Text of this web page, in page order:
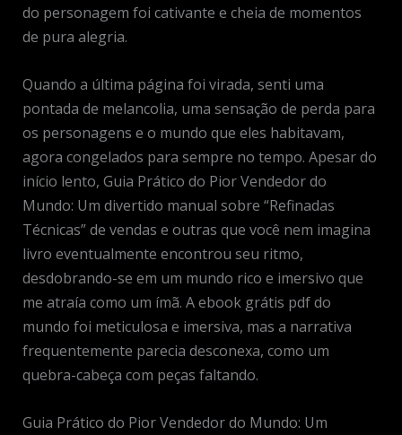
do personagem foi cativante e cheia de momentos
de pura alegria.
Quando a última página foi virada, senti uma
pontada de melancolia, uma sensação de perda para
os personagens e o mundo que eles habitavam,
agora congelados para sempre no tempo. Apesar do
início lento, Guia Prático do Pior Vendedor do
Mundo: Um divertido manual sobre “Refinadas
Técnicas” de vendas e outras que você nem imagina
livro eventualmente encontrou seu ritmo,
desdobrando-se em um mundo rico e imersivo que
me atraía como um ímã. A ebook grátis pdf do
mundo foi meticulosa e imersiva, mas a narrativa
frequentemente parecia desconexa, como um
quebra-cabeça com peças faltando.
Guia Prático do Pior Vendedor do Mundo: Um